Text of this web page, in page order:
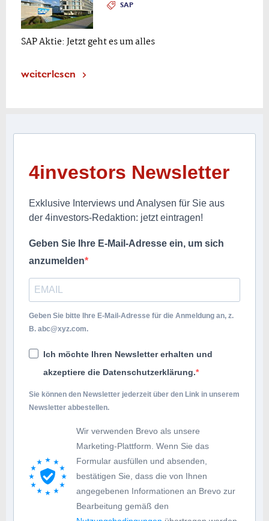
SAP
SAP Aktie: Jetzt geht es um alles
weiterlesen
4investors Newsletter
Exklusive Interviews und Analysen für Sie aus
der 4investors-Redaktion: jetzt eintragen!
Geben Sie Ihre E-Mail-Adresse ein, um sich
anzumelden
Geben Sie bitte Ihre E-Mail-Adresse für die Anmeldung an, z.
B. abc@xyz.com.
Ich möchte Ihren Newsletter erhalten und
akzeptiere die Datenschutzerklärung.
Sie können den Newsletter jederzeit über den Link in unserem
Newsletter abbestellen.
Wir verwenden Brevo als unsere
Marketing-Plattform. Wenn Sie das
Formular ausfüllen und absenden,
bestätigen Sie, dass die von Ihnen
angegebenen Informationen an Brevo zur
Bearbeitung gemäß den